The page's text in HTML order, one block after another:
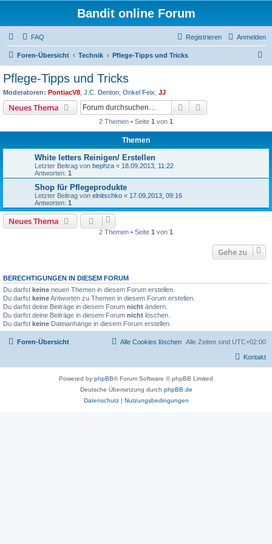
Bandit online Forum
FAQ Anmelden
Registrieren
Foren-Übersicht Technik Pflege-Tipps und Tricks
Pflege-Tipps und Tricks
Moderatoren: PontiacV8 J.C. Denton Onkel Feix JJ
Neues Thema Suche
2 Themen • Seite 1 von 1
Themen
White letters Reinigen/ Erstellen
Letzter Beitrag von bephza « 18.09.2013, 11:22
Antworten: 1
Shop für Pflegeprodukte
Letzter Beitrag von elnitschko « 17.09.2013, 09:16
Antworten: 1
Neues Thema
2 Themen • Seite 1 von 1
Gehe zu
BERECHTIGUNGEN IN DIESEM FORUM
Du darfst keine neuen Themen in diesem Forum erstellen.
Du darfst keineAntworten zu Themen in diesem Forum erstellen.
Du darfst deine Beiträge in diesem Forum nicht ändern.
Du darfst deine Beiträge in diesem Forum nicht löschen.
Du darfst keine Dateianhänge in diesem Forum erstellen.
Foren-Übersicht Alle Zeiten sind UTC+02:00
Alle Cookies löschen
Kontakt
Powered by phpBB® Forum Software © phpBB Limited
Deutsche Übersetzung durch phpBB.de
Datenschutz| Nutzungsbedingungen